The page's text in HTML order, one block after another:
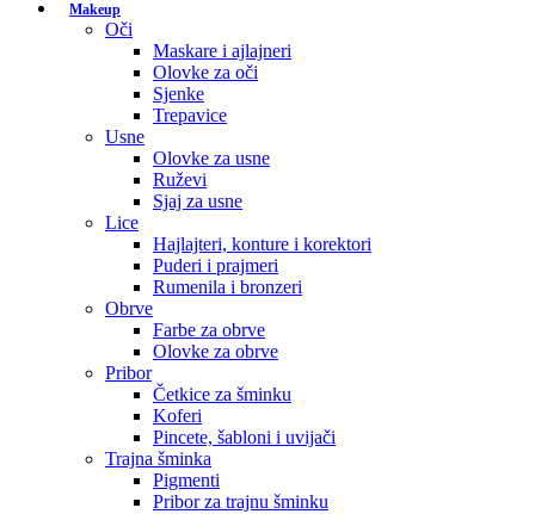
Makeup
Oči
Maskare i ajlajneri
Olovke za oči
Sjenke
Trepavice
Usne
Olovke za usne
Ruževi
Sjaj za usne
Lice
Hajlajteri, konture i korektori
Puderi i prajmeri
Rumenila i bronzeri
Obrve
Farbe za obrve
Olovke za obrve
Pribor
Četkice za šminku
Koferi
Pincete, šabloni i uvijači
Trajna šminka
Pigmenti
Pribor za trajnu šminku